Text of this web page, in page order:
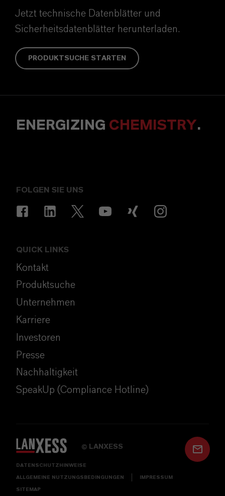
Jetzt technische Datenblätter und
Sicherheitsdatenblätter herunterladen.
PRODUKTSUCHE STARTEN
ENERGIZING CHEMISTRY.
FOLGEN SIE UNS
QUICK LINKS
Kontakt
Produktsuche
Unternehmen
Karriere
Investoren
Presse
Nachhaltigkeit
SpeakUp (Compliance Hotline)
© LANXESS
DATENSCHUTZHINWEISE
ALLGEMEINE NUTZUNGSBEDINGUNGEN IMPRESSUM
SITEMAP